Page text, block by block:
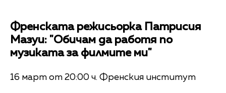
Френската режисьорка Патрисия
Мазуи: "Обичам да работя по
музиката за филмите ми"
16 март от 20:00 ч. Френския институт